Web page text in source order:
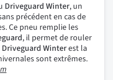
Driveguard Winter, un
précédent en cas de
Ce pneu remplie les
, il permet de rouler
Driveguard Winterest la
sont extrêmes.